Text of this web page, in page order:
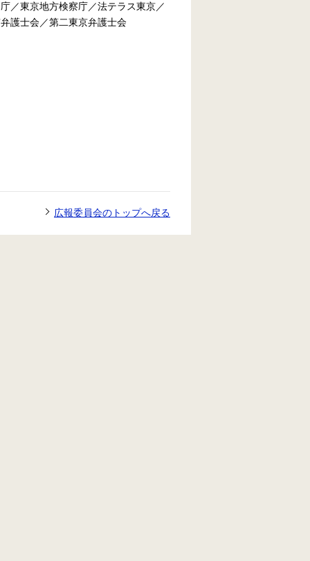
／東京地方検察庁／法テラス東京／
護士会／第二東京弁護士会
広報委員会のトップへ戻る